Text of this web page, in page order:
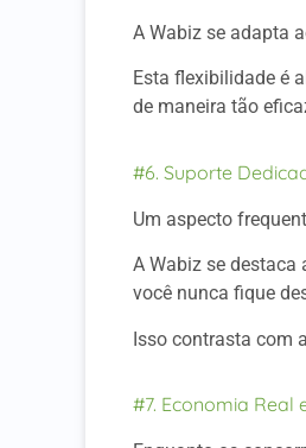
A Wabiz se adapta
Esta flexibilidade é
de maneira tão
#6. Suporte
Um aspecto
A Wabiz se
você nunca fique
Isso contrasta com
#7. Economia Real